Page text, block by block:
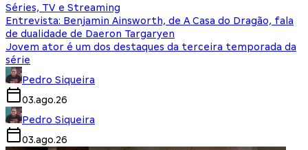
Séries, TV e Streaming
Entrevista: Benjamin Ainsworth, de A Casa do Dragão, fala
de dualidade de Daeron Targaryen
Jovem ator é um dos destaques da terceira temporada da
série
Pedro Siqueira
03.ago.26
Pedro Siqueira
03.ago.26